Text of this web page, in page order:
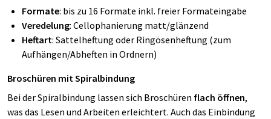
Formate: bis zu 16 Formate inkl. freier Formateingabe
Veredelung: Cellophanierung matt/glänzend
Heftart: Sattelheftung oder Ringösenheftung (zum
Aufhängen/Abheften in Ordnern)
Broschüren mit Spiralbindung
Bei der Spiralbindung lassen sich Broschüren flach öffnen,
was das Lesen und Arbeiten erleichtert. Auch das Einbindung